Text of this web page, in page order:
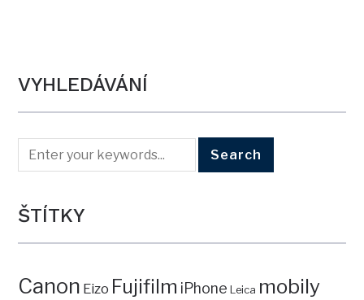
VYHLEDÁVÁNÍ
ŠTÍTKY
Canon Eizo Fujifilm iPhone Leica mobily